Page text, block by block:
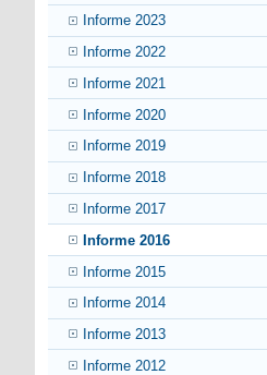
Informe 2023
Informe 2022
Informe 2021
Informe 2020
Informe 2019
Informe 2018
Informe 2017
Informe 2016
Informe 2015
Informe 2014
Informe 2013
Informe 2012